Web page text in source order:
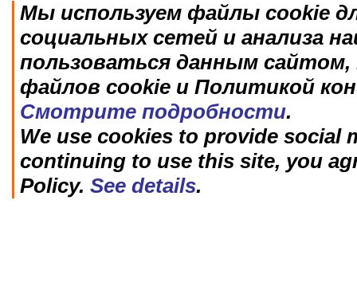
Мы используем файлы cookie
социальных сетей и анализа
пользоваться данным
файлов cookie и Политикой
Смотрите подробности.
We use cookies to provide social
continuing to use this site, you
Policy. See details.